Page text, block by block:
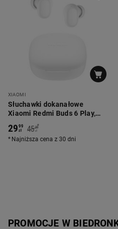
XIAOMI
Słuchawki dokanałowe
Xiaomi Redmi Buds 6 Play,
2999
zł 45 99
zł
*
Najniższa cena z 30 dni
PROMOCJE W